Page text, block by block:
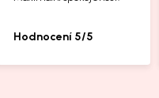
Hodnocení 5/5